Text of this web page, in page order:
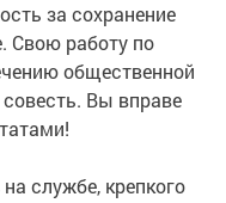
за сохранение
Свою работу по
общественной
Вы вправе
службе, крепкого